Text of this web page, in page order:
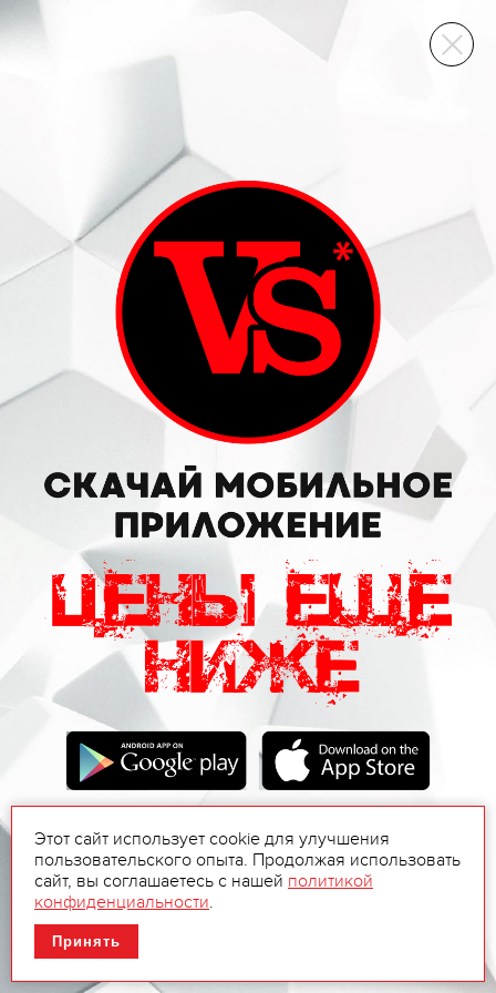
ВИННЫЙ СКЛАД
Этот сайт использует cookie для улучшения
пользовательского опыта. Продолжая использовать
сайт, вы соглашаетесь с нашей политикой
конфиденциальности.
Принять